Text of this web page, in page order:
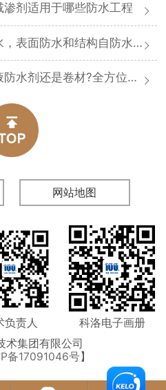
渗剂适用于哪些防水工程
面防水和结构自防水差在哪
还是卷材?全方位对比分析
网站地图
负责人
科洛电子画册
术集团有限公司
备17091046号】